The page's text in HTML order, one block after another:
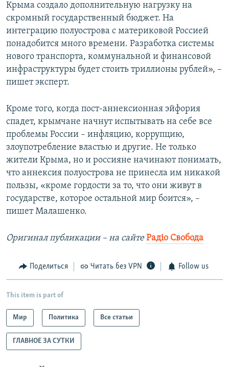
Крыма создало дополнительную нагрузку на
скромный государственный бюджет. На
интеграцию полуострова с материковой Россией
понадобится много времени. Разработка системы
нового транспорта, коммунальной и финансовой
инфраструктуры будет стоить триллионы рублей», –
пишет эксперт.
Кроме того, когда пост-аннексионная эйфория
спадет, крымчане начнут испытывать на себе все
проблемы России – инфляцию, коррупцию,
злоупотребление властью и другие. Не только
жители Крыма, но и россияне начинают понимать,
что аннексия полуострова не принесла им никакой
пользы, «кроме гордости за то, что они живут в
государстве, которое остальной мир боится», –
пишет Малашенко.
Оригинал публикации – на сайтеРадіо Свобода
Поделиться Читать без VPN Follow us
This item is part of
Мир Политика Все статьи
ГЛАВНОЕ ЗА СУТКИ